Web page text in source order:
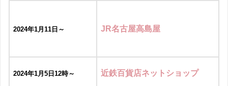
2024年1月11日～ JR名古屋高島屋
2024年1月5日12時～ 近鉄百貨店ネットショップ